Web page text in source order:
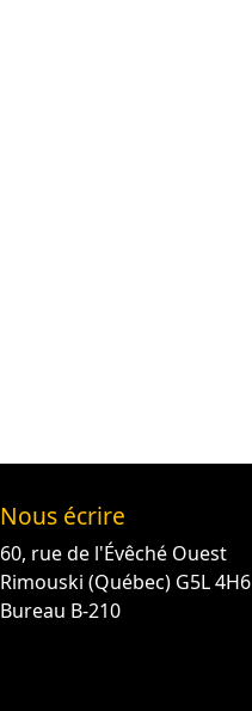
Nous écrire
60, rue de l'Évêché Ouest
Rimouski (Québec) G5L 4H6
Bureau B-210